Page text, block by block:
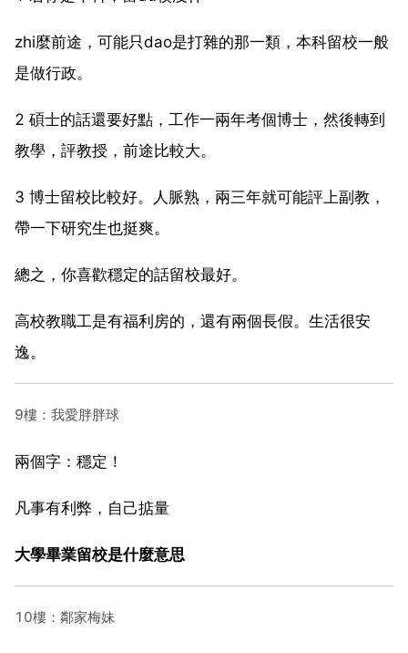
zhi麼前途，可能只dao是打雜的那一類，本科留校一般
是做行政。
2 碩士的話還要好點，工作一兩年考個博士，然後轉到
教學，評教授，前途比較大。
3 博士留校比較好。人脈熟，兩三年就可能評上副教，
帶一下研究生也挺爽。
總之，你喜歡穩定的話留校最好。
高校教職工是有福利房的，還有兩個長假。生活很安
逸。
9樓：我愛胖胖球
兩個字：穩定！
凡事有利弊，自己掂量
大學畢業留校是什麼意思
10樓：鄰家梅妹